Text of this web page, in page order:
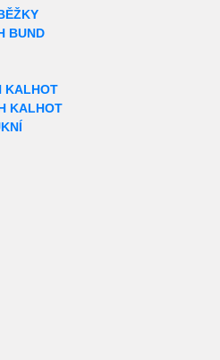
BUND
KALHOT
KALHOT